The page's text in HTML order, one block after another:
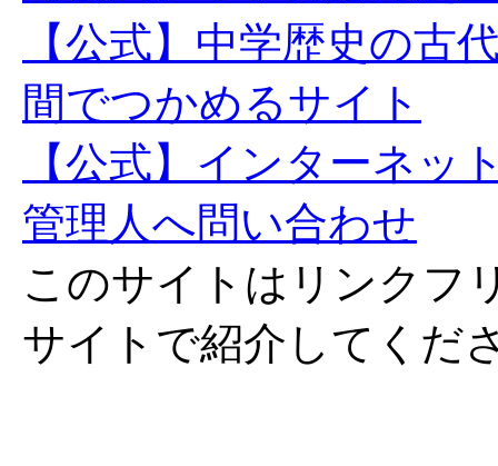
【公式】中学歴史の古
間でつかめるサイト
【公式】インターネッ
管理人へ問い合わせ
このサイトはリンクフ
サイトで紹介してくだ